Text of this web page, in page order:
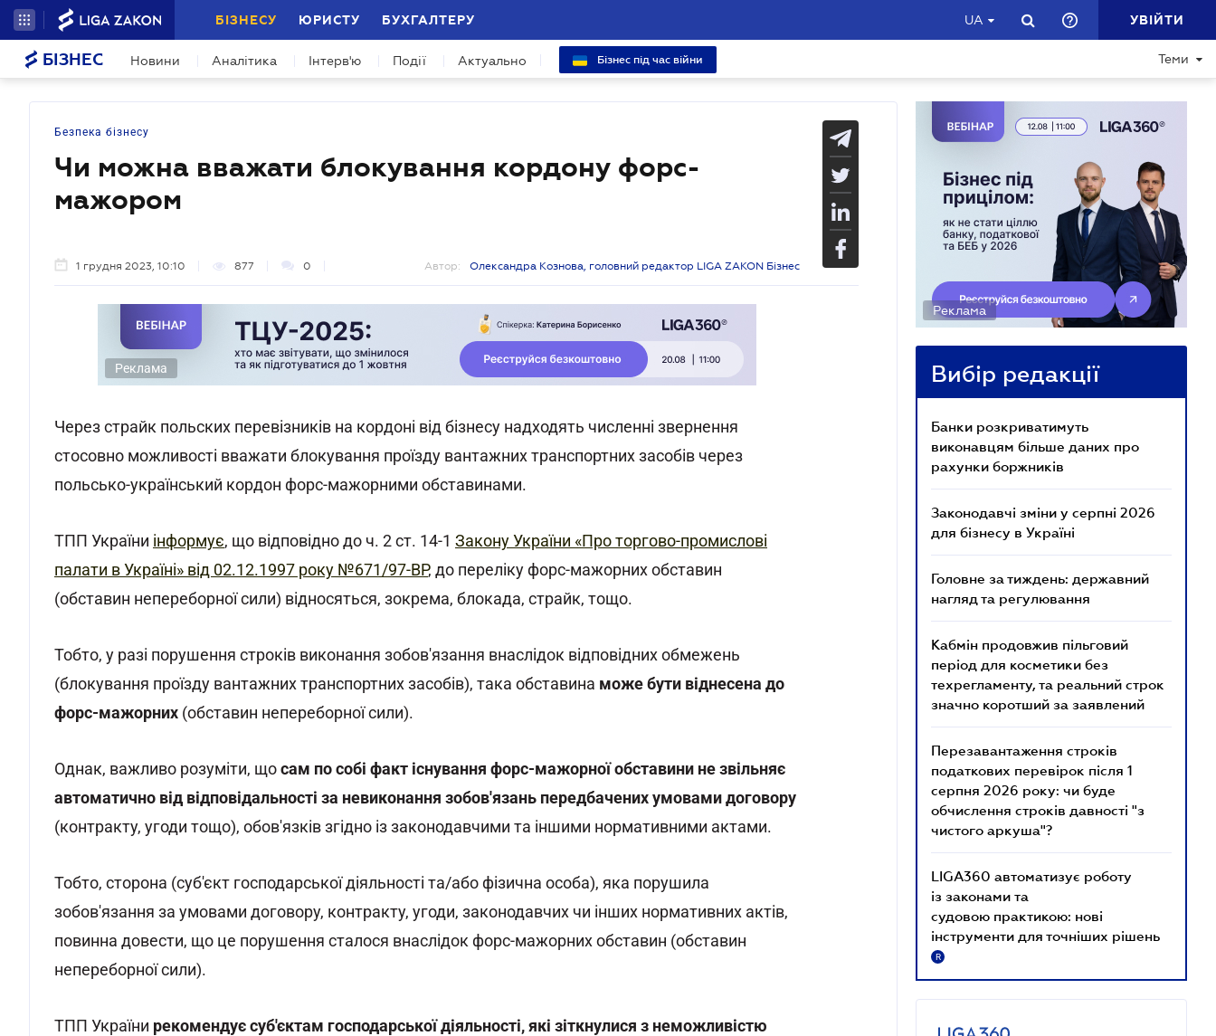
БІЗНЕСУ ЮРИСТУ БУХГАЛТЕРУ UA УВІЙТИ
БІЗНЕС Новини Аналітика Інтерв'ю Події Актуально Бізнес під час війни Теми
Безпека бізнесу
Чи можна вважати блокування кордону форс-
мажором
1 грудня 2023, 10:10 877 0 Автор: Олександра Кознова, головний редактор LIGA ZAKON Бізнес
Реклама
Через страйк польских перевізників на кордоні від бізнесу надходять численні звернення
стосовно можливості вважати блокування проїзду вантажних транспортних засобів через
польсько-український кордон форс-мажорними обставинами.
ТПП України інформує, що відповідно до ч. 2 ст. 14-1 Закону України «Про торгово-промислові
палати в Україні» від 02.12.1997 року №671/97-ВР, до переліку форс-мажорних обставин
(обставин непереборної сили) відносяться, зокрема, блокада, страйк, тощо.
Тобто, у разі порушення строків виконання зобов'язання внаслідок відповідних обмежень
(блокування проїзду вантажних транспортних засобів), така обставина може бути віднесена до
форс-мажорних (обставин непереборної сили).
Однак, важливо розуміти, щосам по собі факт існування форс-мажорної обставини не звільняє
автоматично від відповідальності за невиконання зобов'язань передбачених умовами договору
(контракту, угоди тощо), обов'язків згідно із законодавчими та іншими нормативними актами.
Тобто, сторона (суб'єкт господарської діяльності та/або фізична особа), яка порушила
зобов'язання за умовами договору, контракту, угоди, законодавчих чи інших нормативних актів,
повинна довести, що це порушення сталося внаслідок форс-мажорних обставин (обставин
непереборної сили).
ТПП України рекомендує суб'єктам господарської діяльності, які зіткнулися з неможливістю
Реклама
Вибір редакції
Банки розкриватимуть
виконавцям більше даних про
рахунки боржників
Законодавчі зміни у серпні 2026
для бізнесу в Україні
Головне за тиждень: державний
нагляд та регулювання
Кабмін продовжив пільговий
період для косметики без
техрегламенту, та реальний строк
значно коротший за заявлений
Перезавантаження строків
податкових перевірок після 1
серпня 2026 року: чи буде
обчислення строків давності "з
чистого аркуша"?
LIGA360 автоматизує роботу
із законами та
судовою практикою: нові
інструменти для точніших рішень
R